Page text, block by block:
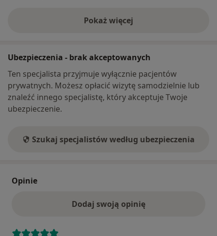
Pokaż więcej
o adresie
Ubezpieczenia - brak akceptowanych
Ten specjalista przyjmuje wyłącznie pacjentów
prywatnych. Możesz opłacić wizytę samodzielnie lub
znaleźć innego specjalistę, który akceptuje Twoje
ubezpieczenie.
Szukaj specjalistów według ubezpieczenia
Opinie
Dodaj swoją opinię